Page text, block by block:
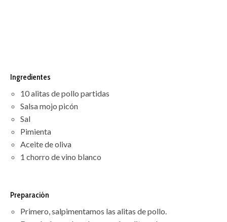
Ingredientes
10 alitas de pollo partidas
Salsa mojo picón
Sal
Pimienta
Aceite de oliva
1 chorro de vino blanco
Preparación
Primero, salpimentamos las alitas de pollo.